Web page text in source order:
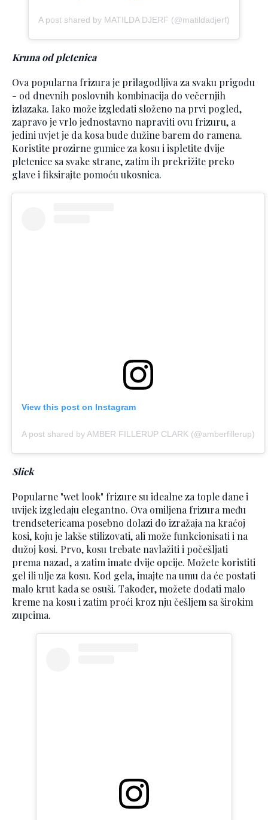
A post shared by MATILDA DJERF (@matildadjerf)
Kruna od pletenica
Ova popularna frizura je prilagodljiva za svaku prigodu
- od dnevnih poslovnih kombinacija do večernjih
izlazaka. Iako može izgledati složeno na prvi pogled,
zapravo je vrlo jednostavno napraviti ovu frizuru, a
jedini uvjet je da kosa bude dužine barem do ramena.
Koristite prozirne gumice za kosu i ispletite dvije
pletenice sa svake strane, zatim ih prekrižite preko
glave i fiksirajte pomoću ukosnica.
View this post on Instagram
A post shared by AMBER FILLERUP CLARK (@amberfillerup)
Slick
Popularne "wet look" frizure su idealne za tople dane i
uvijek izgledaju elegantno. Ova omiljena frizura među
trendsetericama posebno dolazi do izražaja na kraćoj
kosi, koju je lakše stilizovati, ali može funkcionisati i na
dužoj kosi. Prvo, kosu trebate navlažiti i počešljati
prema nazad, a zatim imate dvije opcije. Možete koristiti
gel ili ulje za kosu. Kod gela, imajte na umu da će postati
malo krut kada se osuši. Također, možete dodati malo
kreme na kosu i zatim proći kroz nju češljem sa širokim
zupcima.